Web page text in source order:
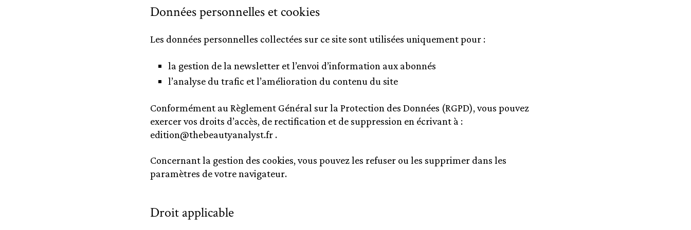
Données personnelles et cookies
Les données personnelles collectées sur ce site sont utilisées uniquement pour :
la gestion de la newsletter et l’envoi d’information aux abonnés
l’analyse du trafic et l’amélioration du contenu du site
Conformément au Règlement Général sur la Protection des Données (RGPD), vous pouvez
exercer vos droits d’accès, de rectification et de suppression en écrivant à :
edition@thebeautyanalyst.fr .
Concernant la gestion des cookies, vous pouvez les refuser ou les supprimer dans les
paramètres de votre navigateur.
Droit applicable